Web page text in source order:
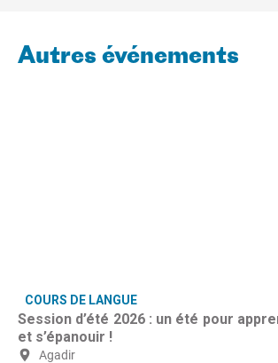
Autres événements
COURS DE LANGUE
Session d’été 2026 : un été pour
et s’épanouir !
Agadir